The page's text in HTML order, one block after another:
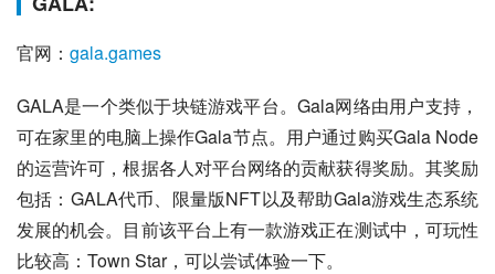
官网： gala.games
GALA是一个类似于块链游戏平台。Gala网络由用户支持，
可在家里的电脑上操作Gala节点。用户通过购买Gala Node
的运营许可，根据各人对平台网络的贡献获得奖励。其奖励
包括：GALA代币、限量版NFT以及帮助Gala游戏生态系统
发展的机会。目前该平台上有一款游戏正在测试中，可玩性
比较高：Town Star，可以尝试体验一下。